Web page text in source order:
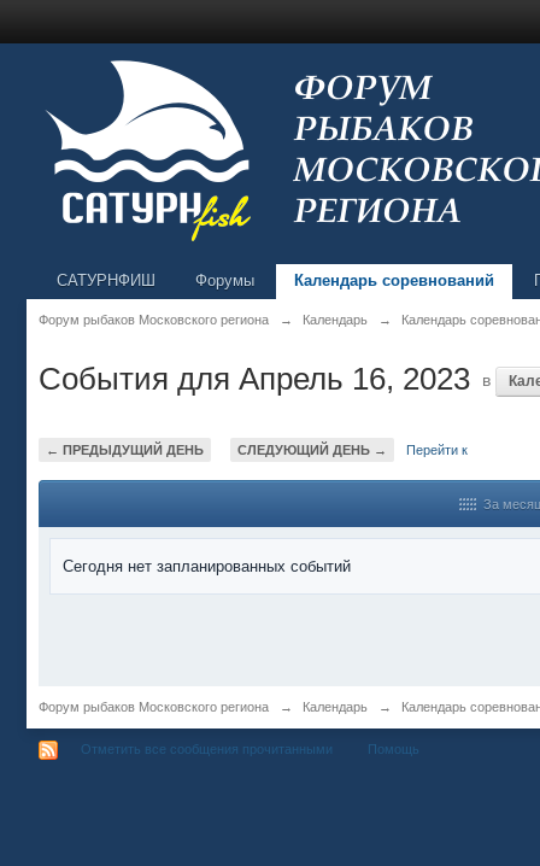
САТУРНФИШ Форумы Календарь соревнований
Форум рыбаков Московского региона → Календарь → Календарь
События для Апрель 16, 2023 в
← ПРЕДЫДУЩИЙ ДЕНЬ СЛЕДУЮЩИЙ ДЕНЬ → Перейти к
За месяц
Сегодня нет запланированных событий
Форум рыбаков Московского региона → Календарь → Календарь
Отметить все сообщения прочитанными Помощь